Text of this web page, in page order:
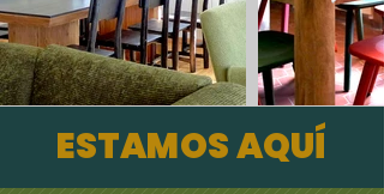
ESTAMOS AQUÍ